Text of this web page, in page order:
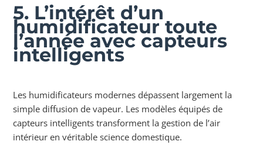
5. L’intérêt d’un
humidificateur toute
l’année avec capteurs
intelligents
Les humidificateurs modernes dépassent largement la
simple diffusion de vapeur. Les modèles équipés de
capteurs intelligents transforment la gestion de l’air
intérieur en véritable science domestique.